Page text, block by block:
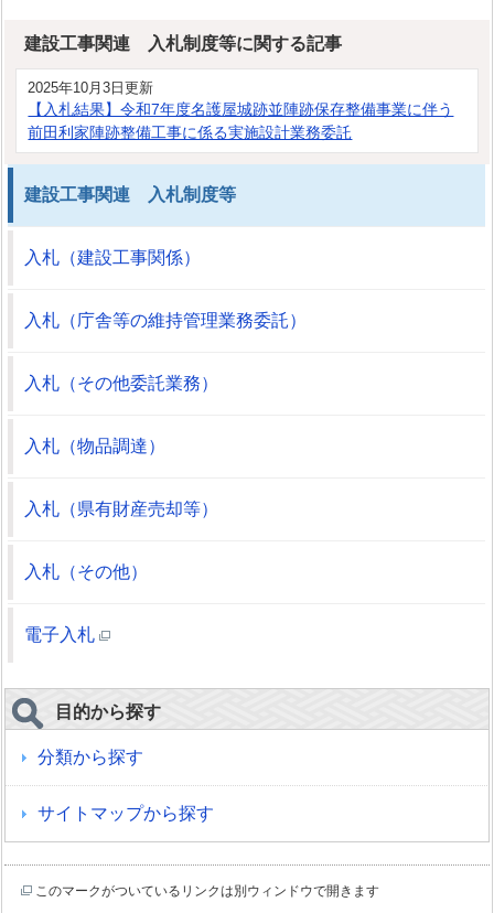
建設工事関連 入札制度等に関する記事
2025年10月3日更新
【入札結果】令和7年度名護屋城跡並陣跡保存整備事業に伴う
前田利家陣跡整備工事に係る実施設計業務委託
建設工事関連 入札制度等
入札（建設工事関係）
入札（庁舎等の維持管理業務委託）
入札（その他委託業務）
入札（物品調達）
入札（県有財産売却等）
入札（その他）
電子入札
目的から探す
分類から探す
サイトマップから探す
このマークがついているリンクは別ウィンドウで開きます